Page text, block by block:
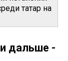
татар на
дальше -